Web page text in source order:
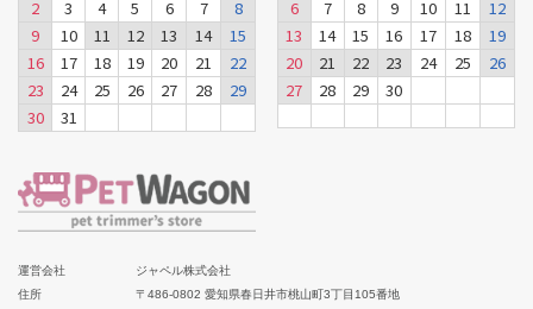
2
3 4 5 6 7
8
9
10 11 12 13 14
15
16
17 18 19 20 21
22
23
24 25 26 27 28
29
30
31
6
7 8 9 10 11
12
13
14 15 16 17 18
19
20
21 22 23 24 25
26
27
28 29 30
運営会社
ジャペル株式会社
住所
〒486-0802 愛知県春日井市桃山町3丁目105番地